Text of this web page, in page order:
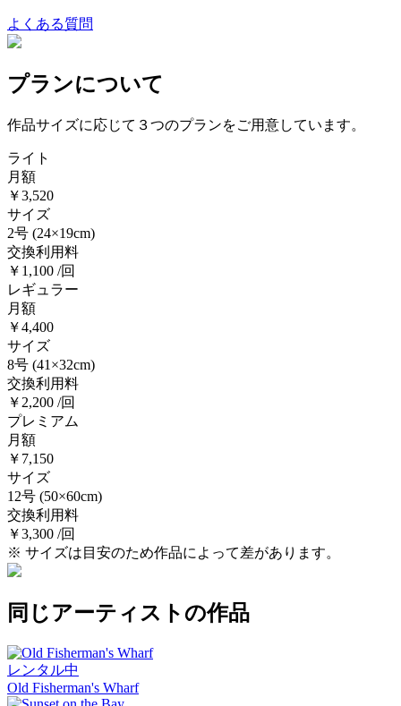
よくある質問
プランについて
作品サイズに応じて３つのプランをご用意しています。
ライト
月額
￥3,520
サイズ
2号 (24×19cm)
交換利用料
￥1,100 /回
レギュラー
月額
￥4,400
サイズ
8号 (41×32cm)
交換利用料
￥2,200 /回
プレミアム
月額
￥7,150
サイズ
12号 (50×60cm)
交換利用料
￥3,300 /回
※ サイズは目安のため作品によって差があります。
同じアーティストの作品
レンタル中
Old Fisherman's Wharf